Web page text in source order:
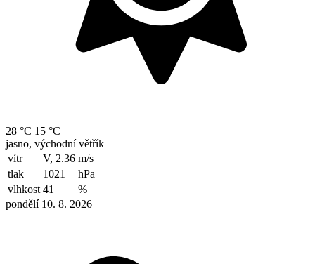
28 °C 15 °C
jasno, východní větřík
vítr
V, 2.36 m/s
tlak
1021
hPa
vlhkost 41
%
pondělí 10. 8. 2026